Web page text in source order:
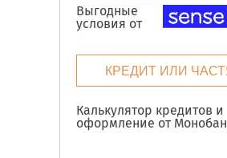
Выгодные
условия от
КРЕДИТ ИЛИ
Калькулятор кредитов и
оформление от